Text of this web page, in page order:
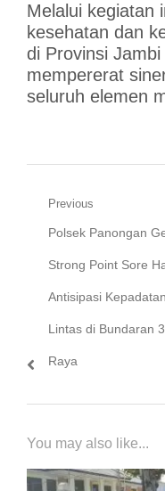
Melalui kegiatan
kesehatan dan
di Provinsi
mempererat
seluruh elemen
Navigasi
pos
Previous
Previous
post:
Polsek Panongan
Strong Point Sore
Antisipasi
Lintas di Bundaran
Raya
You may also like...